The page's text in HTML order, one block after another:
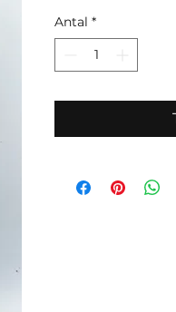
Antal *